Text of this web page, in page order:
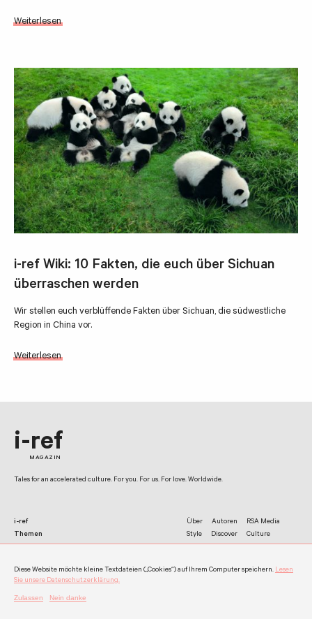
Weiterlesen
i-ref Wiki: 10 Fakten, die euch über Sichuan
überraschen werden
Wir stellen euch verblüffende Fakten über Sichuan, die südwestliche
Region in China vor.
Weiterlesen
i-ref
MAGAZIN
Tales for an accelerated culture. For you. For us. For love. Worldwide.
i-ref Über Autoren
RSA Media
Themen
Style Discover
Culture
Kontakt Impressum Datenschutz
Diese Website möchte kleine Textdateien („Cookies“) auf Ihrem Computer speichern. Lesen
Sie unsere Datenschutzerklärung.